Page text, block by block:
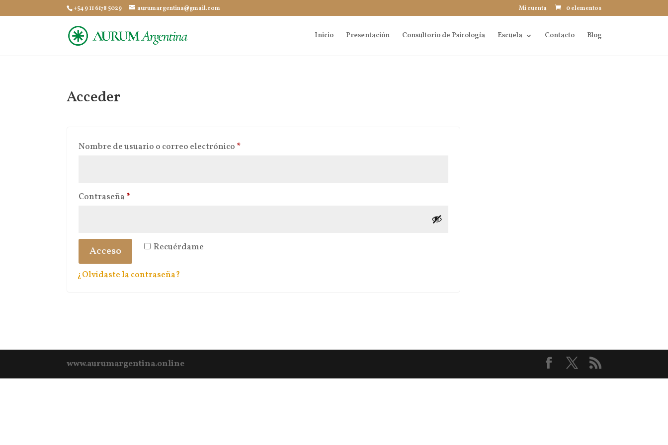
+54 9 11 6178 5029 aurumargentina@gmail.com Mi cuenta 0 elementos
Inicio Presentación Consultorio de Psicología Escuela Contacto Blog
Acceder
Nombre de usuario o correo electrónico *Obligatorio
Contraseña *Obligatorio
Recuérdame
Acceso
¿Olvidaste la contraseña?
www.aurumargentina.online